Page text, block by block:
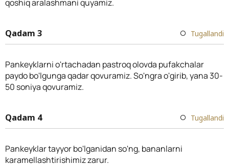
qoshiq aralashmani quyamiz.
Qadam 3 Tugallandi
Pankeyklarni o'rtachadan pastroq olovda pufakchalar
paydo bo'lgunga qadar qovuramiz. So'ngra o'girib, yana 30-
50 soniya qovuramiz.
Qadam 4 Tugallandi
Pankeyklar tayyor bo'lganidan so'ng, bananlarni
karamellashtirishimiz zarur.